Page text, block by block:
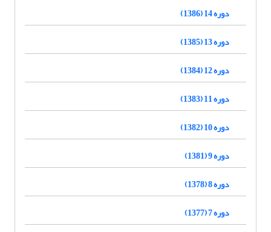
دوره 14 (1386)
دوره 13 (1385)
دوره 12 (1384)
دوره 11 (1383)
دوره 10 (1382)
دوره 9 (1381)
دوره 8 (1378)
دوره 7 (1377)